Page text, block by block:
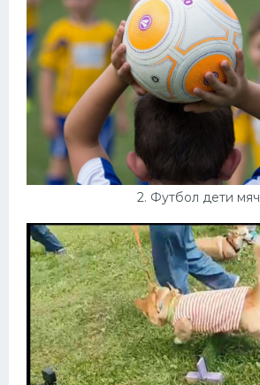
2. Футбол дети мяч
Велогонки
Конькобежный спорт
Тренажеры
Интерьеры квартир